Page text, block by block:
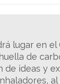
lugar en
de
ideas y